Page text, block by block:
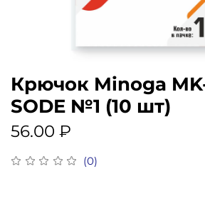
(0)
Крючок Minoga
SODE №1 (10 шт)
56.00 ₽